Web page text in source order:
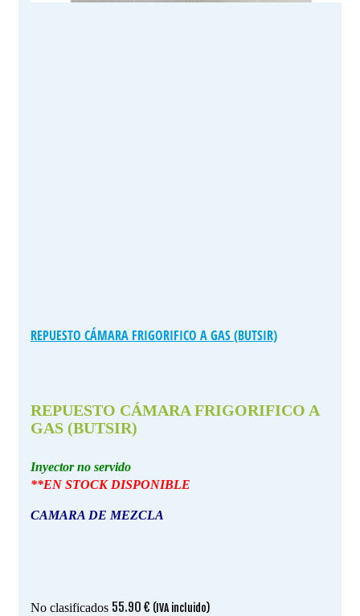
REPUESTO CÁMARA FRIGORIFICO A GAS (BUTSIR)
REPUESTO CÁMARA FRIGORIFICO A
GAS (BUTSIR)
Inyector no servido
**EN STOCK DISPONIBLE
CAMARA DE MEZCLA
No clasificados 55.90 € (IVA incluido)